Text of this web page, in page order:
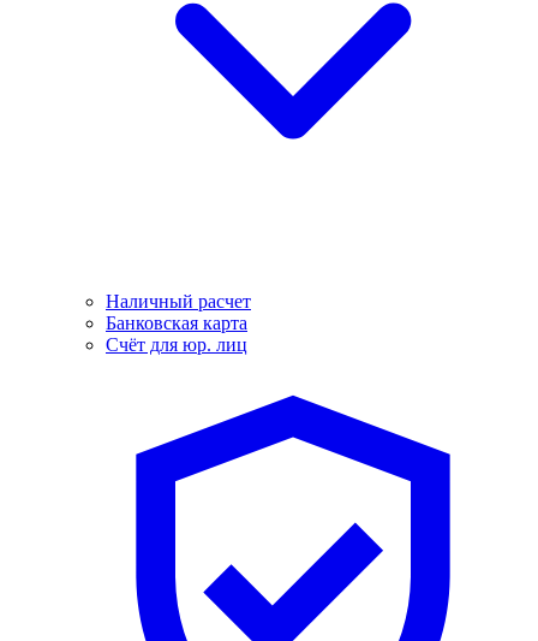
Наличный расчет
Банковская карта
Счёт для юр. лиц